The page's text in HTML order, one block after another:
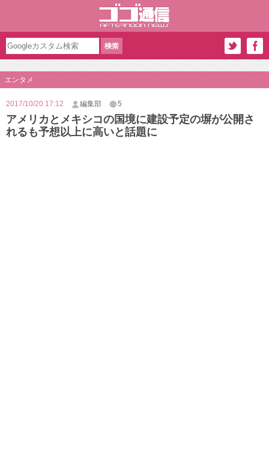
エンタメ
2017/10/20 17:12 編集部 5
アメリカとメキシコの国境に建設予定の塀が公開さ
れるも予想以上に高いと話題に